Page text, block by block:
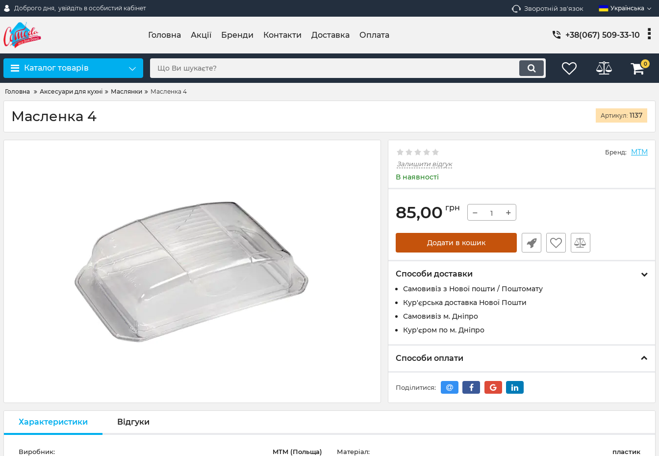
Доброго дня, увійдіть в особистий кабінет Зворотній зв'язок Українська
Головна Акції Бренди Контакти Доставка Оплата +38(067) 509-33-10
Каталог товарів 0
Головна Аксесуари для кухні Маслянки Масленка 4
Масленка 4 Артикул: 1137
Бренд: MTM
Залишити відгук
В наявності
85,00 грн − +
Додати в кошик
Способи доставки
Самовивіз з Нової пошти / Поштомату
Кур'єрська доставка Нової Пошти
Самовивіз м. Дніпро
Кур'єром по м. Дніпро
Способи оплати
Поділитися:
Характеристики Відгуки
Виробник: MTM (Польща) Матеріал: пластик